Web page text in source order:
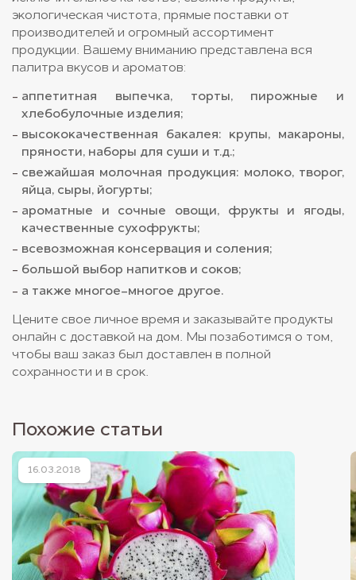
экологическая чистота, прямые поставки от
производителей и огромный ассортимент
продукции. Вашему вниманию представлена вся
палитра вкусов и ароматов:
аппетитная выпечка, торты, пирожные и
хлебобулочные изделия;
высококачественная бакалея: крупы, макароны,
пряности, наборы для суши и т.д.;
свежайшая молочная продукция: молоко, творог,
яйца, сыры, йогурты;
ароматные и сочные овощи, фрукты и ягоды,
качественные сухофрукты;
всевозможная консервация и соления;
большой выбор напитков и соков;
а также многое-многое другое.
Цените свое личное время и заказывайте продукты
онлайн с доставкой на дом. Мы позаботимся о том,
чтобы ваш заказ был доставлен в полной
сохранности и в срок.
Похожие статьи
16.03.2018